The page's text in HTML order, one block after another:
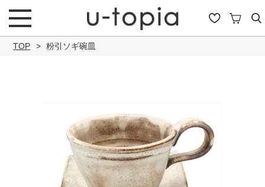
キーワード
TOP 粉引ソギ碗皿